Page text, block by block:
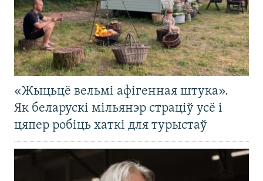
«Жыцьцё вельмі афігенная штука».
Як беларускі мільянэр страціў усё і
цяпер робіць хаткі для турыстаў